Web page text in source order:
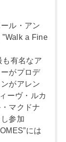
ル・アン
a Fine
有名なア
がプロデ
がアレン
ーヴ・ルカ
マクドナ
参加
には